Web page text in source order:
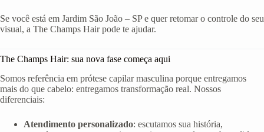
Se você está em Jardim São João – SP e quer retomar o controle do seu
visual, a The Champs Hair pode te ajudar.
The Champs Hair: sua nova fase começa aqui
Somos referência em prótese capilar masculina porque entregamos
mais do que cabelo: entregamos transformação real. Nossos
diferenciais:
Atendimento personalizado: escutamos sua história,